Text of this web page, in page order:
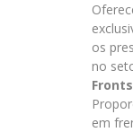
os
no
em